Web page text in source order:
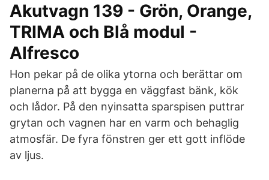
Akutvagn 139 - Grön, Orange,
TRIMA och Blå modul -
Alfresco
Hon pekar på de olika ytorna och berättar om
planerna på att bygga en väggfast bänk, kök
och lådor. På den nyinsatta sparspisen puttrar
grytan och vagnen har en varm och behaglig
atmosfär. De fyra fönstren ger ett gott inflöde
av ljus.